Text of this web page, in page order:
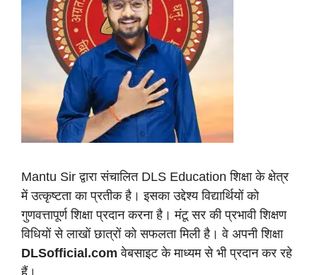
Mantu Sir द्वारा संचालित DLS Education शिक्षा के क्षेत्र
में उत्कृष्टता का प्रतीक है। इसका उद्देश्य विद्यार्थियों को
गुणवत्तापूर्ण शिक्षा प्रदान करना है। मंटू सर की प्रभावी शिक्षण
विधियों से लाखों छात्रों को सफलता मिली है। वे अपनी शिक्षा
DLSofficial.com वेबसाइट के माध्यम से भी प्रदान कर रहे
हैं।